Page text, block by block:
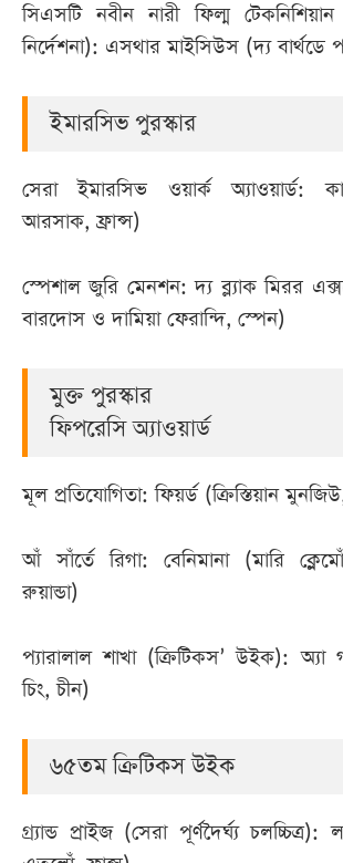
সিএসটি নবীন নারী ফিল্ম টেকনিশিয়ান
নির্দেশনা): এসথার মাইসিউস (দ্য বার্থডে
ইমারসিভ পুরস্কার
সেরা ইমারসিভ ওয়ার্ক অ্যাওয়ার্ড:
আরসাক, ফ্রান্স)
স্পেশাল জুরি মেনশন: দ্য ব্ল্যাক মিরর
বারদোস ও দামিয়া ফেরান্দি, স্পেন)
মুক্ত পুরস্কার
ফিপরেসি অ্যাওয়ার্ড
মূল প্রতিযোগিতা: ফিয়র্ড (ক্রিস্তিয়ান
আঁ সাঁর্তে রিগা: বেনিমানা (মারি
রুয়ান্ডা)
প্যারালাল শাখা (ক্রিটিকস’ উইক):
চিং, চীন)
৬৫তম ক্রিটিকস উইক
গ্র্যান্ড প্রাইজ (সেরা পূর্ণদৈর্ঘ্য চলচ্চিত্র):